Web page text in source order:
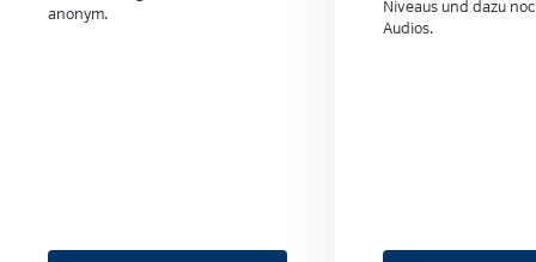
anonym.
Niveaus und dazu
Audios.